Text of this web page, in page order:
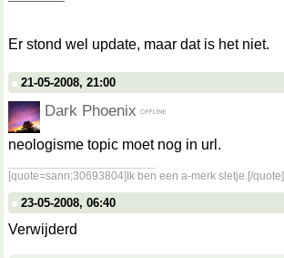
Er stond wel update, maar dat is het niet.
21-05-2008, 21:00
Dark Phoenix
neologisme topic moet nog in url.
[quote=sann;30693804]Ik ben een a-merk sletje.[/quote]
23-05-2008, 06:40
Verwijderd